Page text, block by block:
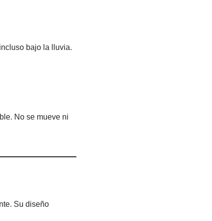
bajo la lluvia.
No se mueve ni
Su diseño